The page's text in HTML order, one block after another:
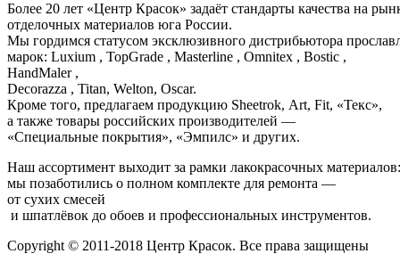
Более 20 лет «Центр Красок» задаёт стандарты качества на
отделочных материалов юга России.
Мы гордимся статусом эксклюзивного дистрибьютора
марок: Luxium , TopGrade , Masterline , Omnitex , Bostic ,
HandMaler ,
Decorazza , Titan, Welton, Oscar.
Кроме того, предлагаем продукцию Sheetrok, Art, Fit, «Текс»,
а также товары российских производителей —
«Специальные покрытия», «Эмпилс» и других.
Наш ассортимент выходит за рамки лакокрасочных
мы позаботились о полном комплекте для ремонта —
от сухих смесей
и шпатлёвок до обоев и профессиональных инструментов.
Copyright © 2011-2018 Центр Красок. Все права защищены